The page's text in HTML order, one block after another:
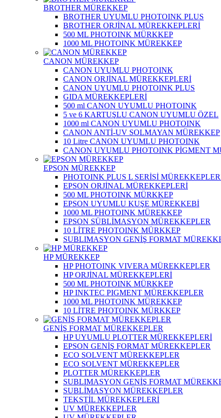
BROTHER MÜREKKEP
BROTHER UYUMLU PHOTOINK PLUS
BROTHER ORJİNAL MÜREKKEPLERİ
500 ML PHOTOINK MÜRKKEP
1000 ML PHOTOINK MÜREKKEP
CANON MÜREKKEP
CANON UYUMLU PHOTOINK
CANON ORJİNAL MÜREKKEPLERİ
CANON UYUMLU PHOTOINK PLUS
GIDA MÜREKKEPLERİ
500 ml CANON UYUMLU PHOTOINK
5 ve 6 KARTUŞLU CANON UYUMLU ÖZEL
1000 ml CANON UYUMLU PHOTOINK
CANON ANTİ-UV SOLMAYAN MÜREKKEP
10 Litre CANON UYUMLU PHOTOINK
CANON UYUMLU PHOTOINK PİGMENT
EPSON MÜREKKEP
PHOTOINK PLUS L SERİSİ
EPSON ORJİNAL MÜREKKEPLERİ
500 ML PHOTOINK MÜRKKEP
EPSON UYUMLU KUŞE MÜREKKEBİ
1000 ML PHOTOINK MÜREKKEP
EPSON SÜBLİMASYON MÜREKKEPLER
10 LİTRE PHOTOINK MÜRKKEP
SUBLIMASYON GENİŞ FORMAT
HP MÜREKKEP
HP PHOTOINK VIVERA MÜREKKEPLER
HP ORJİNAL MÜREKKEPLERİ
500 ML PHOTOINK MÜRKKEP
HP INKTEC PIGMENT MÜREKKEPLER
1000 ML PHOTOINK MÜREKKEP
10 LİTRE PHOTOINK MÜRKKEP
GENİŞ FORMAT MÜREKKEPLER
HP UYUMLU PLOTTER MÜREKKEPLERİ
EPSON GENİŞ FORMAT MÜREKKEPLER
ECO SOLVENT MÜREKKEPLER
ECO SOLVENT MÜREKKEPLER
PLOTTER MÜREKKEPLER
SUBLIMASYON GENİŞ FORMAT
SUBLİMASYON MÜREKKEPLER
TEKSTİL MÜREKKEPLERİ
UV MÜREKKEPLER